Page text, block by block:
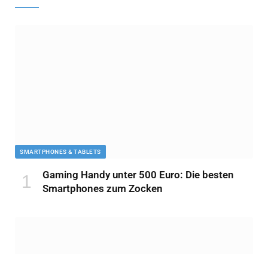
SMARTPHONES & TABLETS
Gaming Handy unter 500 Euro: Die besten
Smartphones zum Zocken